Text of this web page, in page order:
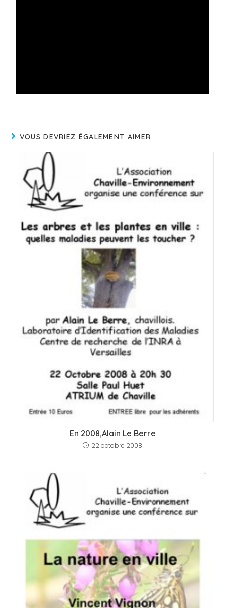
VOUS DEVRIEZ ÉGALEMENT AIMER
En 2008,Alain Le Berre
22 octobre 2008